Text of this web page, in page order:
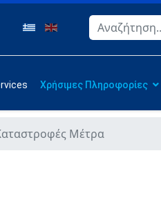
Αναζήτηση
Χρήσιμες Πληροφορίες
Μέτρα